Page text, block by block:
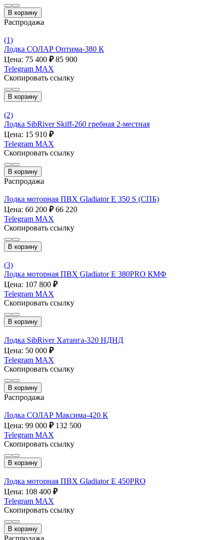
В корзину
Распродажа
(1)
Лодка СОЛАР Оптима-380 К
Цена: 75 400 ₽ 85 900
Telegram MAX
Скопировать ссылку
В корзину
(2)
Лодка SibRiver Skiff-260 гребная 2-местная
Цена: 15 910 ₽
Telegram MAX
Скопировать ссылку
В корзину
Распродажа
Лодка моторная ПВХ Gladiator E 350 S (СПБ)
Цена: 60 200 ₽ 66 220
Telegram MAX
Скопировать ссылку
В корзину
(3)
Лодка моторная ПВХ Gladiator E 380PRO КМФ
Цена: 107 800 ₽
Telegram MAX
Скопировать ссылку
В корзину
Лодка SibRiver Хатанга-320 НДНД
Цена: 50 000 ₽
Telegram MAX
Скопировать ссылку
В корзину
Распродажа
Лодка СОЛАР Максима-420 К
Цена: 99 000 ₽ 132 500
Telegram MAX
Скопировать ссылку
В корзину
Лодка моторная ПВХ Gladiator E 450PRO
Цена: 108 400 ₽
Telegram MAX
Скопировать ссылку
В корзину
Распродажа